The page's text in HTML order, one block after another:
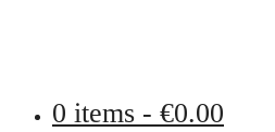
0 items - €0.00